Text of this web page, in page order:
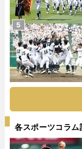
5
各スポーツコラム